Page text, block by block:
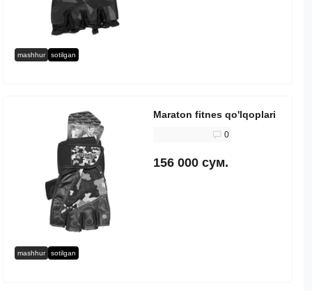
mashhur sotilgan
mashhur sotilgan
Maraton fitnes qo'lqoplari
0
156 000 сум.